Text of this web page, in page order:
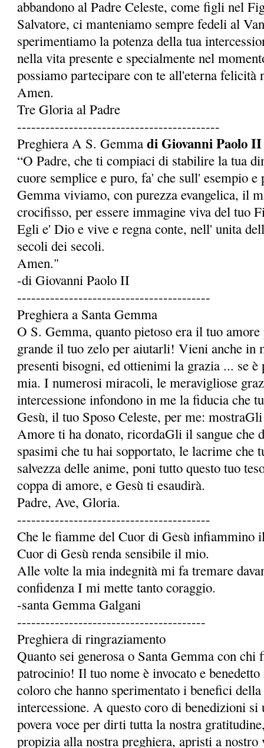
abbandono al Padre Celeste, come figli nel
Salvatore, ci manteniamo sempre fedeli al
sperimentiamo la potenza della tua
nella vita presente e specialmente nel
possia­mo partecipare con te all'eterna felicità
Amen.
Tre Gloria al Padre
-------------------------------------------
Preghiera A S. Gemmadi Giovanni Paolo II
“O Padre, che ti compiaci di stabilire la tua
cuore semplice e puro, fa' che sull' esempio
Gemma viviamo, con purezza evangelica, il
crocifisso, per essere immagine viva del tuo
Egli e' Dio e vive e regna conte, nell' unita
secoli dei secoli.
Amen."
-di Giovanni Paolo II
-----------------------------------------
Preghiera a Santa Gemma
O S. Gemma, quanto pietoso era il tuo
grande il tuo zelo per aiutarli! Vieni anche in
presenti bisogni, ed ottienimi la grazia ... se
mia. I numerosi miracoli, le meravigliose
intercessione infondono in me la fidu­cia che
Gesù, il tuo Sposo Celeste, per me:
Amore ti ha donato, ricordaGli il sangue che
spasimi che tu hai sopportato, le lacrime che
salvezza delle anime, poni tutto questo tuo
coppa di amore, e Gesù ti esaudirà.
Padre, Ave, Gloria.
-----------------------------------------
Che le fiamme del Cuor di Gesù infiammino
Cuor di Gesù renda sensibile il mio.
Alle volte la mia indegnità mi fa tremare
confidenza I mi mette tanto coraggio.
-santa Gemma Galgani
----------------------------------------
Preghiera di ringraziamento
Quanto sei generosa o Santa Gemma con
patrocinio! Il tuo nome è invocato e
coloro che hanno sperimentato i benefici
intercessione. A questo coro di benedizioni si
povera voce per dirti tutta la nostra
propizia alla nostra preghiera, apristi a nostro